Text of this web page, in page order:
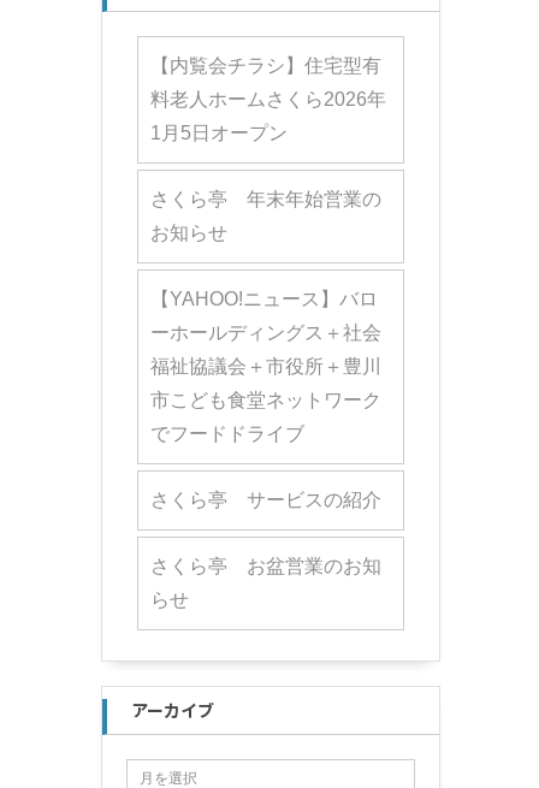
【内覧会チラシ】住宅型有
料老人ホームさくら2026年
1月5日オープン
さくら亭 年末年始営業の
お知らせ
【YAHOO!ニュース】バロ
ーホールディングス＋社会
福祉協議会＋市役所＋豊川
市こども食堂ネットワーク
でフードドライブ
さくら亭 サービスの紹介
さくら亭 お盆営業のお知
らせ
アーカイブ